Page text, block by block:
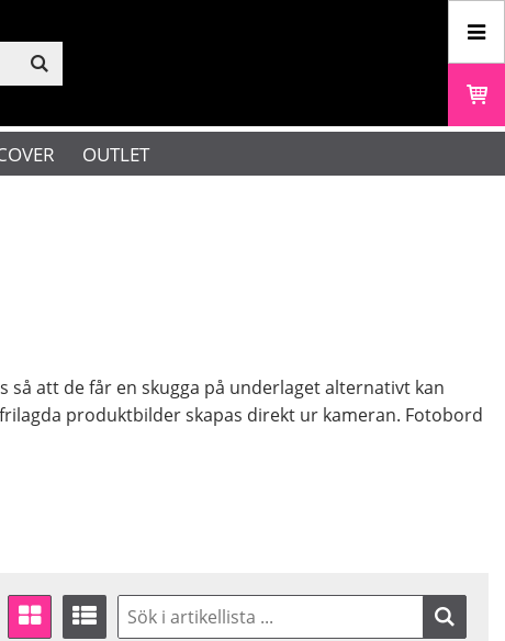
OUTLET
att de får en skugga på underlaget alternativt kan
produktbilder skapas direkt ur kameran. Fotobord